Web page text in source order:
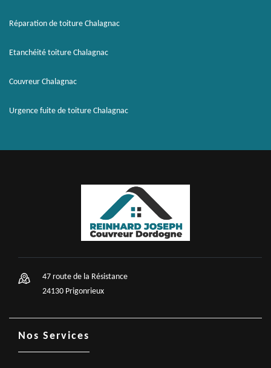
Réparation de toiture Chalagnac
Etanchéité toiture Chalagnac
Couvreur Chalagnac
Urgence fuite de toiture Chalagnac
47 route de la Résistance
24130 Prigonrieux
Nos Services